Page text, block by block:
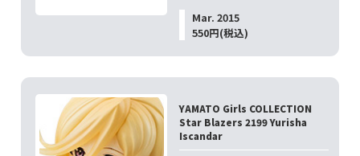
Mar. 2015
550円(税込)
YAMATO Girls COLLECTION
Star Blazers 2199 Yurisha
Iscandar